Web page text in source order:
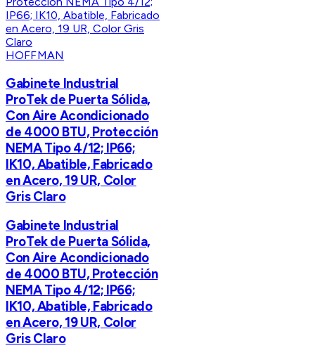
HOFFMAN
Gabinete Industrial
ProTek de Puerta Sólida,
Con Aire Acondicionado
de 4000 BTU, Protección
NEMA Tipo 4/12; IP66;
IK10, Abatible, Fabricado
en Acero, 19 UR, Color
Gris Claro
Gabinete Industrial
ProTek de Puerta Sólida,
Con Aire Acondicionado
de 4000 BTU, Protección
NEMA Tipo 4/12; IP66;
IK10, Abatible, Fabricado
en Acero, 19 UR, Color
Gris Claro